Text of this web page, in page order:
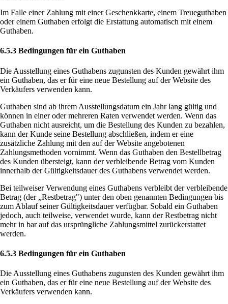
Im Falle einer Zahlung mit einer Geschenkkarte, einem Treueguthaben
oder einem Guthaben erfolgt die Erstattung automatisch mit einem
Guthaben.
6.5.3 Bedingungen für ein Guthaben
Die Ausstellung eines Guthabens zugunsten des Kunden gewährt ihm
ein Guthaben, das er für eine neue Bestellung auf der Website des
Verkäufers verwenden kann.
Guthaben sind ab ihrem Ausstellungsdatum ein Jahr lang gültig und
können in einer oder mehreren Raten verwendet werden. Wenn das
Guthaben nicht ausreicht, um die Bestellung des Kunden zu bezahlen,
kann der Kunde seine Bestellung abschließen, indem er eine
zusätzliche Zahlung mit den auf der Website angebotenen
Zahlungsmethoden vornimmt. Wenn das Guthaben den Bestellbetrag
des Kunden übersteigt, kann der verbleibende Betrag vom Kunden
innerhalb der Gültigkeitsdauer des Guthabens verwendet werden.
Bei teilweiser Verwendung eines Guthabens verbleibt der verbleibende
Betrag (der „Restbetrag") unter den oben genannten Bedingungen bis
zum Ablauf seiner Gültigkeitsdauer verfügbar. Sobald ein Guthaben
jedoch, auch teilweise, verwendet wurde, kann der Restbetrag nicht
mehr in bar auf das ursprüngliche Zahlungsmittel zurückerstattet
werden.
6.5.3 Bedingungen für ein Guthaben
Die Ausstellung eines Guthabens zugunsten des Kunden gewährt ihm
ein Guthaben, das er für eine neue Bestellung auf der Website des
Verkäufers verwenden kann.